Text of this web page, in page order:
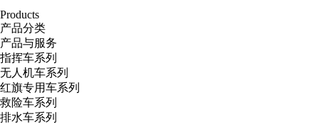
Products
产品分类
产品与服务
指挥车系列
无人机车系列
红旗专用车系列
救险车系列
排水车系列